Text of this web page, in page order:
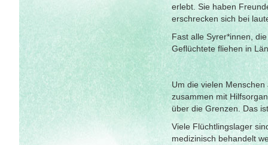
erlebt. Sie haben
erschrecken sich bei
Fast alle Syrer*innen,
Geflüchtete fliehen in
Um die vielen
zusammen mit
über die Grenzen. Das
Viele Flüchtlingslager
medizinisch behandelt